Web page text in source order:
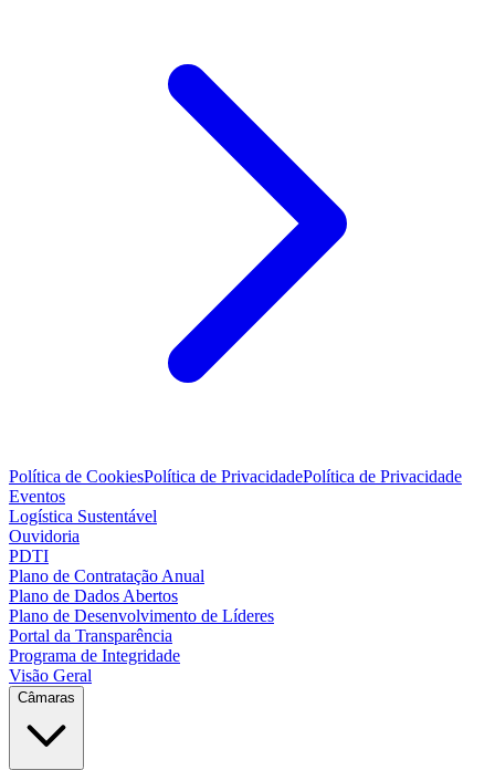
Política de CookiesPolítica de PrivacidadePolítica de Privacidade
Eventos
Logística Sustentável
Ouvidoria
PDTI
Plano de Contratação Anual
Plano de Dados Abertos
Plano de Desenvolvimento de Líderes
Portal da Transparência
Programa de Integridade
Visão Geral
Câmaras